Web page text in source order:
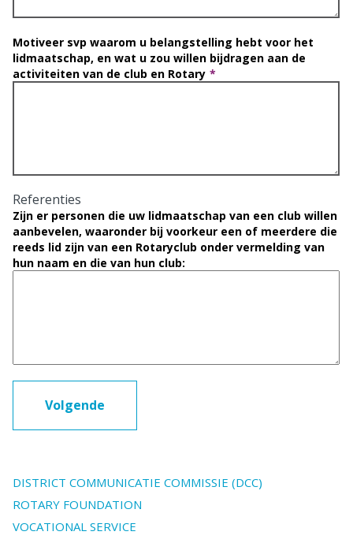
Motiveer svp waarom u belangstelling hebt voor het
lidmaatschap, en wat u zou willen bijdragen aan de
activiteiten van de club en Rotary
Referenties
Zijn er personen die uw lidmaatschap van een club willen
aanbevelen, waaronder bij voorkeur een of meerdere die
reeds lid zijn van een Rotaryclub onder vermelding van
hun naam en die van hun club:
Volgende
DISTRICT COMMUNICATIE COMMISSIE (DCC)
ROTARY FOUNDATION
VOCATIONAL SERVICE